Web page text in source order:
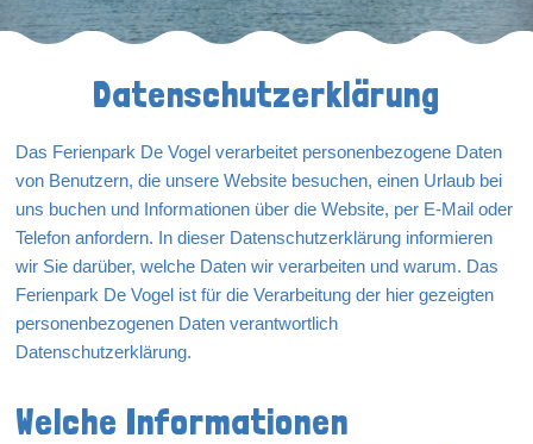
Datenschutzerklärung
Das Ferienpark De Vogel verarbeitet personenbezogene Daten
von Benutzern, die unsere Website besuchen, einen Urlaub bei
uns buchen und Informationen über die Website, per E-Mail oder
Telefon anfordern. In dieser Datenschutzerklärung informieren
wir Sie darüber, welche Daten wir verarbeiten und warum. Das
Ferienpark De Vogel ist für die Verarbeitung der hier gezeigten
personenbezogenen Daten verantwortlich
Datenschutzerklärung.
Welche Informationen